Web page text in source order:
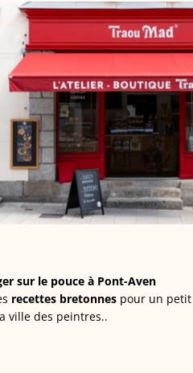
sur le pouce à Pont-Aven
recettes bretonnes pour un
ville des peintres..